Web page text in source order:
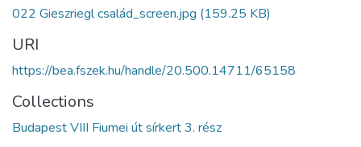
022 Gieszriegl család_screen.jpg (159.25 KB)
URI
https://bea.fszek.hu/handle/20.500.14711/65158
Collections
Budapest VIII Fiumei út sírkert 3. rész